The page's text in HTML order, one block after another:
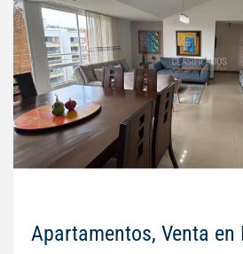
Apartamentos, Venta en